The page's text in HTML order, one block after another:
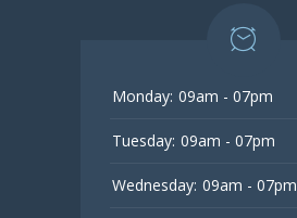
Monday: 09am - 07pm
Tuesday: 09am - 07pm
Wednesday: 09am - 07pm